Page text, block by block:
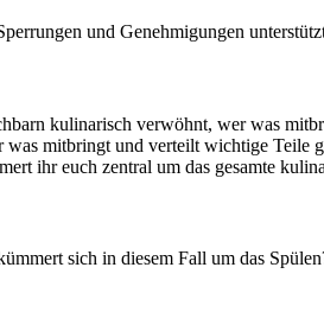
und Genehmigungen
kulinarisch verwöhnt, wer was
mitbringt und verteilt wichtige
ihr euch zentral um das gesamte
sich in diesem Fall um das